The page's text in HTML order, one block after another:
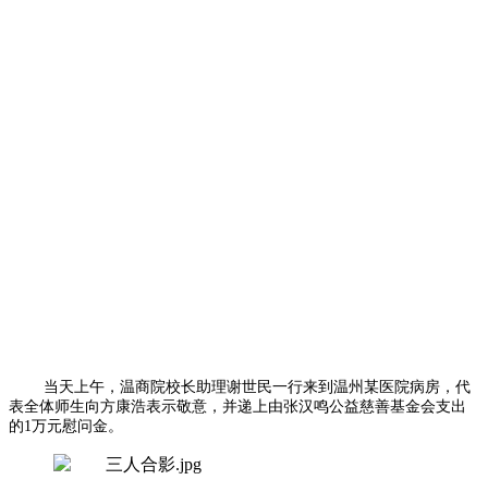
当天上午，温商院校长助理谢世民一行来到温州某医院病房，代
表全体师生向方康浩表示敬意，并递上由张汉鸣公益慈善基金会支出
的1万元慰问金。